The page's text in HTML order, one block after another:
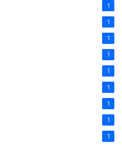
1
1
1
1
1
1
1
1
1